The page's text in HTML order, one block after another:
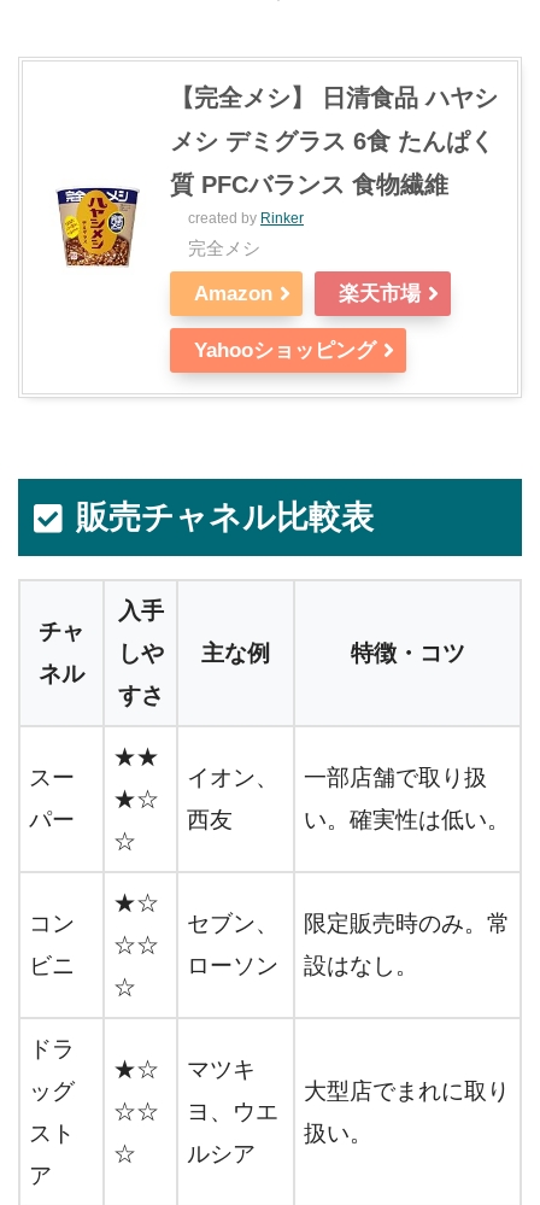
【完全メシ】 日清食品 ハヤシ
メシ デミグラス 6食 たんぱく
質 PFCバランス 食物繊維
created by Rinker
完全メシ
Amazon 楽天市場
Yahooショッピング
販売チャネル比較表
チャ
ネル
入手
しや
すさ
主な例 特徴・コツ
スー
パー
★★
★☆
☆
イオン、
西友
一部店舗で取り扱
い。確実性は低い。
コン
ビニ
★☆
☆☆
☆
セブン、
ローソン
限定販売時のみ。常
設はなし。
ドラ
ッグ
スト
ア
★☆
☆☆
☆
マツキ
ヨ、ウエ
ルシア
大型店でまれに取り
扱い。